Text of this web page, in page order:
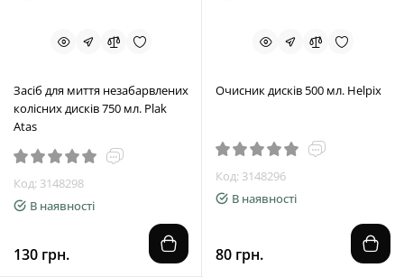
Засіб для миття незабарвлених
колісних дисків 750 мл. Plak
Atas
Код: 3148298
В наявності
130 грн.
Очисник дисків 500 мл. Helpix
Код: 3148296
В наявності
80 грн.